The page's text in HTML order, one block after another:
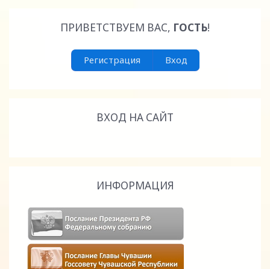
ПРИВЕТСТВУЕМ ВАС, ГОСТЬ!
Регистрация Вход
ВХОД НА САЙТ
ИНФОРМАЦИЯ